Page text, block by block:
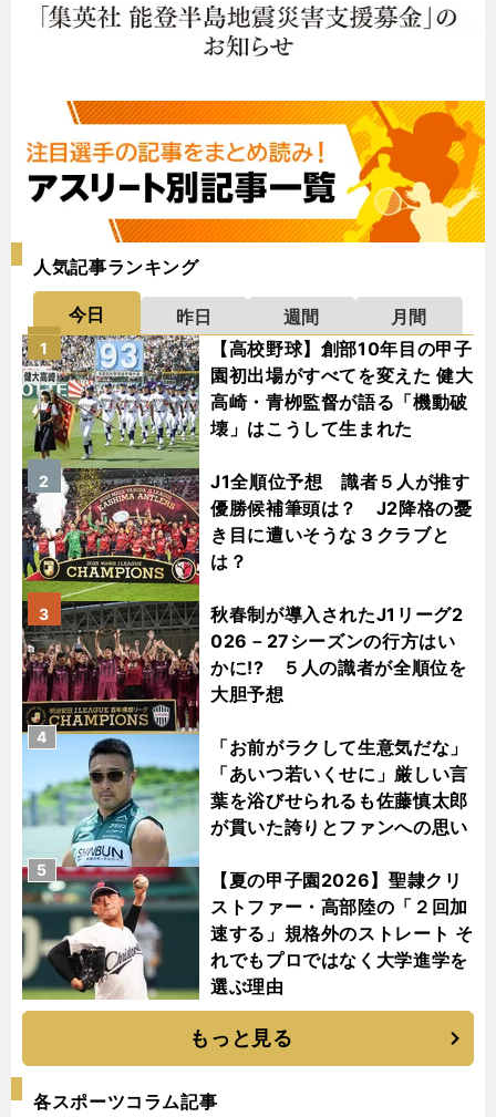
人気記事ランキング
今日 昨日 週間
月間
【高校野球】創部10年目の甲子
園初出場がすべてを変えた 健大
高崎・青栁監督が語る「機動破
壊」はこうして生まれた
1
J1全順位予想 識者５人が推す
優勝候補筆頭は？ J2降格の憂
き目に遭いそうな３クラブと
は？
2
秋春制が導入されたJ1リーグ2
026－27シーズンの行方はい
かに!? ５人の識者が全順位を
大胆予想
3
「お前がラクして生意気だな」
「あいつ若いくせに」厳しい言
葉を浴びせられるも佐藤慎太郎
が貫いた誇りとファンへの思い
4
【夏の甲子園2026】聖隷クリ
ストファー・高部陸の「２回加
速する」規格外のストレート そ
れでもプロではなく大学進学を
選ぶ理由
5
もっと見る
各スポーツコラム記事